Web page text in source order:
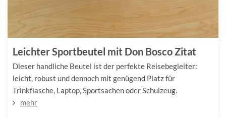
Leichter Sportbeutel mit Don Bosco Zitat
Dieser handliche Beutel ist der perfekte Reisebegleiter:
leicht, robust und dennoch mit genügend Platz für
Trinkflasche, Laptop, Sportsachen oder Schulzeug.
mehr